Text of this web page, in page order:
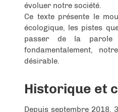
évoluer notre société.
Ce texte présente le
écologique, les pistes
passer de la
fondamentalement,
désirable.
Historique et
Depuis septembre 2018,